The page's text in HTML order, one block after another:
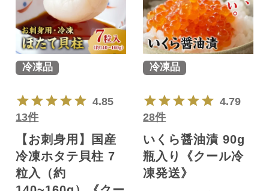
冷凍品
4.85
13件
【お刺身用】国産
冷凍ホタテ貝柱 7
粒入（約
冷凍品
4.79
28件
いくら醤油漬 90g
瓶入り《クール冷
凍発送》